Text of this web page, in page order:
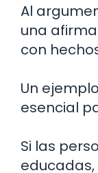
Al
una
con
Un
esencial
Si las